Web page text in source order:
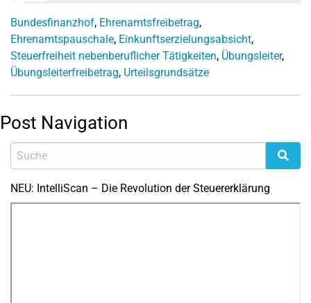
Bundesfinanzhof, Ehrenamtsfreibetrag,
Ehrenamtspauschale, Einkunftserzielungsabsicht,
Steuerfreiheit nebenberuflicher Tätigkeiten, Übungsleiter,
Übungsleiterfreibetrag, Urteilsgrundsätze
Post Navigation
NEU: IntelliScan – Die Revolution der Steuererklärung